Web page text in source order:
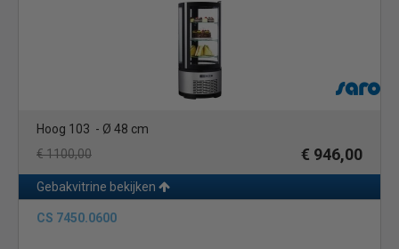
Hoog 103 - Ø 48 cm
€ 1100,00
€ 946,00
Gebakvitrine bekijken
CS 7450.0600